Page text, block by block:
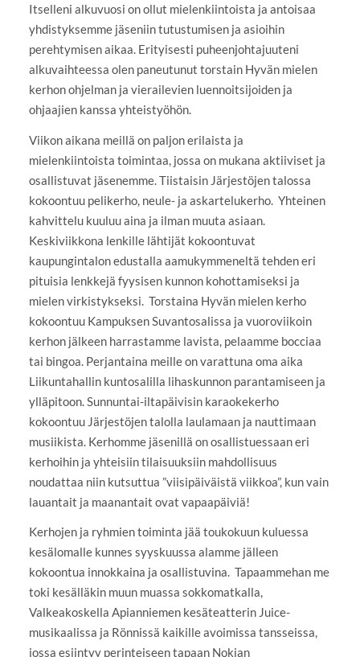
Itselleni alkuvuosi on ollut mielenkiintoista ja antoisaa
yhdistyksemme jäseniin tutustumisen ja asioihin
perehtymisen aikaa. Erityisesti puheenjohtajuuteni
alkuvaihteessa olen paneutunut torstain Hyvän mielen
kerhon ohjelman ja vierailevien luennoitsijoiden ja
ohjaajien kanssa yhteistyöhön.
Viikon aikana meillä on paljon erilaista ja
mielenkiintoista toimintaa, jossa on mukana aktiiviset ja
osallistuvat jäsenemme. Tiistaisin Järjestöjen talossa
kokoontuu pelikerho, neule- ja askartelukerho. Yhteinen
kahvittelu kuuluu aina ja ilman muuta asiaan.
Keskiviikkona lenkille lähtijät kokoontuvat
kaupungintalon edustalla aamukymmeneltä tehden eri
pituisia lenkkejä fyysisen kunnon kohottamiseksi ja
mielen virkistykseksi. Torstaina Hyvän mielen kerho
kokoontuu Kampuksen Suvantosalissa ja vuoroviikoin
kerhon jälkeen harrastamme lavista, pelaamme bocciaa
tai bingoa. Perjantaina meille on varattuna oma aika
Liikuntahallin kuntosalilla lihaskunnon parantamiseen ja
ylläpitoon. Sunnuntai-iltapäivisin karaokekerho
kokoontuu Järjestöjen talolla laulamaan ja nauttimaan
musiikista. Kerhomme jäsenillä on osallistuessaan eri
kerhoihin ja yhteisiin tilaisuuksiin mahdollisuus
noudattaa niin kutsuttua ”viisipäiväistä viikkoa”, kun vain
lauantait ja maanantait ovat vapaapäiviä!
Kerhojen ja ryhmien toiminta jää toukokuun kuluessa
kesälomalle kunnes syyskuussa alamme jälleen
kokoontua innokkaina ja osallistuvina. Tapaammehan me
toki kesälläkin muun muassa sokkomatkalla,
Valkeakoskella Apianniemen kesäteatterin Juice-
musikaalissa ja Rönnissä kaikille avoimissa tansseissa,
jossa esiintyy perinteiseen tapaan Nokian